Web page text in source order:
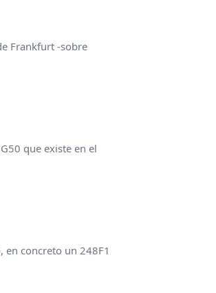
Frankfurt -sobre
que existe en el
concreto un 248F1